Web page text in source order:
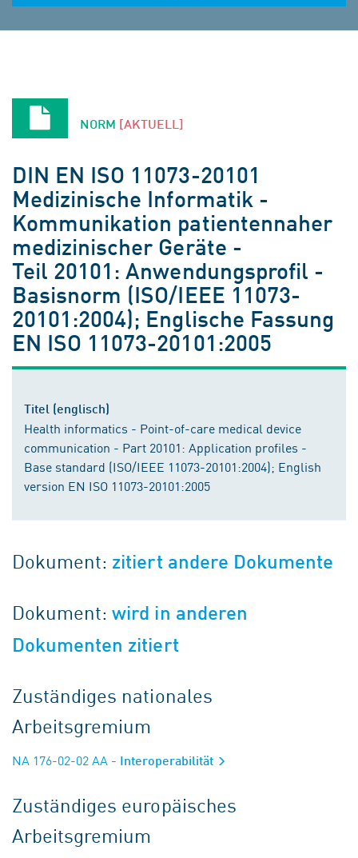
NORM [AKTUELL]
DIN EN ISO 11073-20101
Medizinische Informatik -
Kommunikation patientennaher
medizinischer Geräte -
Teil 20101: Anwendungsprofil -
Basisnorm (ISO/IEEE 11073-
20101:2004); Englische Fassung
EN ISO 11073-20101:2005
Titel (englisch)
Health informatics - Point-of-care medical device
communication - Part 20101: Application profiles -
Base standard (ISO/IEEE 11073-20101:2004); English
version EN ISO 11073-20101:2005
Dokument: zitiert andere Dokumente
Dokument:wird in anderen
Dokumenten zitiert
Zuständiges nationales
Arbeitsgremium
NA 176-02-02 AA - Interoperabilität
Zuständiges europäisches
Arbeitsgremium